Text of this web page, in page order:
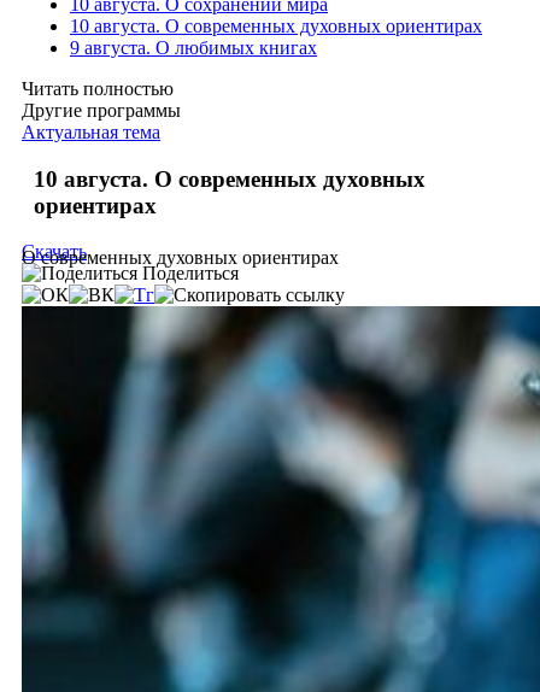
10 августа. О современных духовных ориентирах
9 августа. О любимых книгах
Читать полностью
Другие программы
Актуальная тема
10 августа. О современных духовных
ориентирах
О современных духовных ориентирах
Скачать
Поделиться